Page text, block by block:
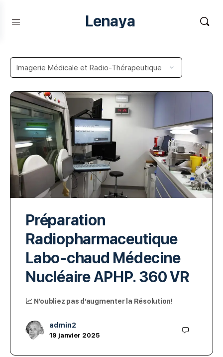
Lenaya
Préparation
Radiopharmaceutique
Labo-chaud Médecine
Nucléaire APHP. 360 VR
📈 N’oubliez pas d’augmenter la Résolution!
admin2
19 janvier 2025